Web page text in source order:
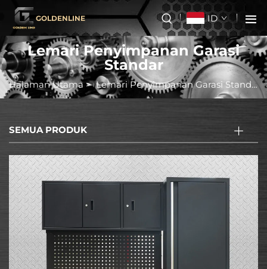
GOLDENLINE ID
Lemari Penyimpanan Garasi
Standar
Halaman Utama >Lemari Penyimpanan Garasi Standar
SEMUA PRODUK